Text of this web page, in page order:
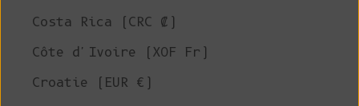
Costa Rica (CRC ₡)
Côte d'Ivoire (XOF Fr)
Croatie (EUR €)